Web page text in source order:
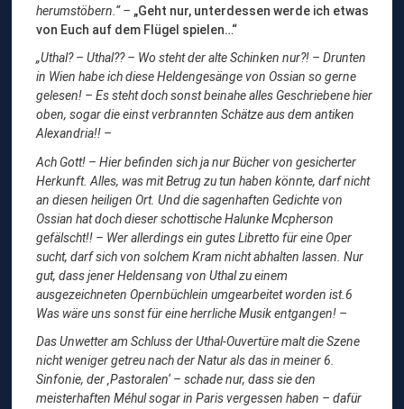
herumstöbern.“ – „Geht nur, unterdessen werde ich etwas
von Euch auf dem Flügel spielen…“
„Uthal? – Uthal?? – Wo steht der alte Schinken nur?! – Drunten
in Wien habe ich diese Heldengesänge von Ossian so gerne
gelesen! – Es steht doch sonst beinahe alles Geschriebene hier
oben, sogar die einst verbrannten Schätze aus dem antiken
Alexandria!! –
Ach Gott! – Hier befinden sich ja nur Bücher von gesicherter
Herkunft. Alles, was mit Betrug zu tun haben könnte, darf nicht
an diesen heiligen Ort. Und die sagenhaften Gedichte von
Ossian hat doch dieser schottische Halunke Mcpherson
gefälscht!! – Wer allerdings ein gutes Libretto für eine Oper
sucht, darf sich von solchem Kram nicht abhalten lassen. Nur
gut, dass jener Heldensang von Uthal zu einem
ausgezeichneten Opernbüchlein umgearbeitet worden ist.6
Was wäre uns sonst für eine herrliche Musik entgangen! –
Das Unwetter am Schluss der Uthal-Ouvertüre malt die Szene
nicht weniger getreu nach der Natur als das in meiner 6.
Sinfonie, der ‚Pastoralen‘ – schade nur, dass sie den
meisterhaften Méhul sogar in Paris vergessen haben – dafür